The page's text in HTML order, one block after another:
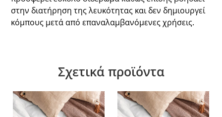
στην διατήρηση της λευκότητας και δεν δημιουργεί
κόμπους μετά από επαναλαμβανόμενες χρήσεις.
Σχετικά προϊόντα